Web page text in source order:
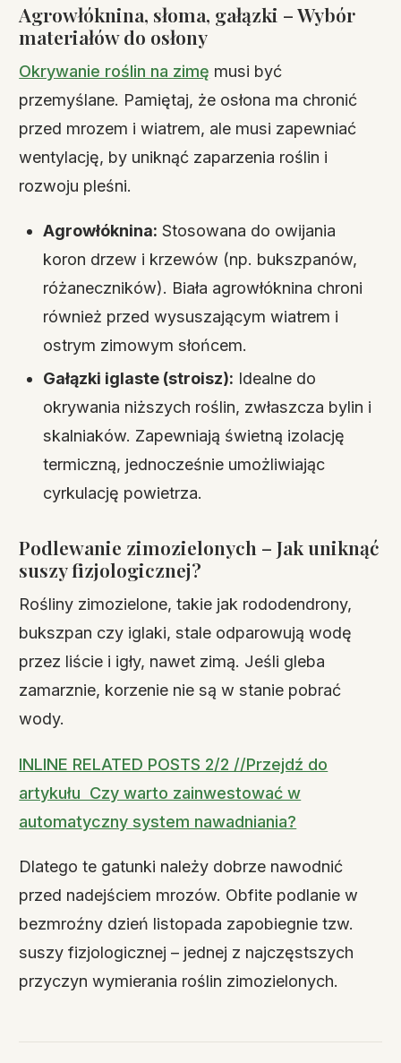
Agrowłóknina, słoma, gałązki – Wybór
materiałów do osłony
Okrywanie roślin na zimę musi być
przemyślane. Pamiętaj, że osłona ma chronić
przed mrozem i wiatrem, ale musi zapewniać
wentylację, by uniknąć zaparzenia roślin i
rozwoju pleśni.
Agrowłóknina: Stosowana do owijania
koron drzew i krzewów (np. bukszpanów,
różaneczników). Biała agrowłóknina chroni
również przed wysuszającym wiatrem i
ostrym zimowym słońcem.
Gałązki iglaste (stroisz): Idealne do
okrywania niższych roślin, zwłaszcza bylin i
skalniaków. Zapewniają świetną izolację
termiczną, jednocześnie umożliwiając
cyrkulację powietrza.
Podlewanie zimozielonych – Jak uniknąć
suszy fizjologicznej?
Rośliny zimozielone, takie jak rododendrony,
bukszpan czy iglaki, stale odparowują wodę
przez liście i igły, nawet zimą. Jeśli gleba
zamarznie, korzenie nie są w stanie pobrać
wody.
INLINE RELATED POSTS 2/2 //Przejdź do
artykułu Czy warto zainwestować w
automatyczny system nawadniania?
Dlatego te gatunki należy dobrze nawodnić
przed nadejściem mrozów. Obfite podlanie w
bezmroźny dzień listopada zapobiegnie tzw.
suszy fizjologicznej – jednej z najczęstszych
przyczyn wymierania roślin zimozielonych.